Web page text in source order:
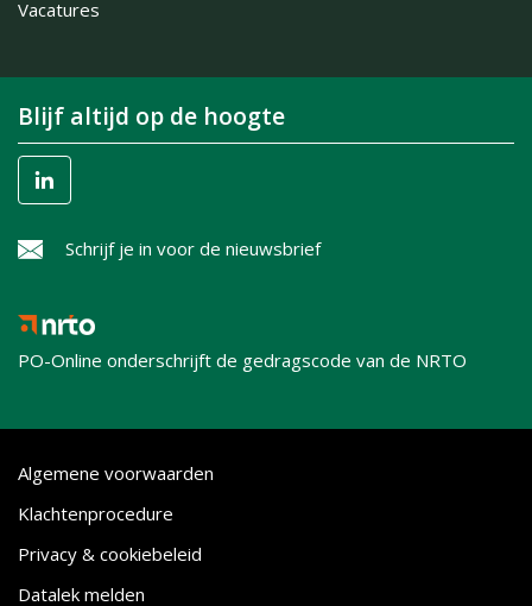
Vacatures
Blijf altijd op de hoogte
Schrijf je in voor de nieuwsbrief
PO-Online onderschrijft de gedragscode van de NRTO
Algemene voorwaarden
Klachtenprocedure
Privacy & cookiebeleid
Datalek melden